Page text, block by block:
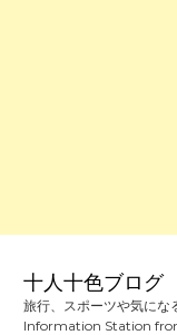
十人十色ブログ
旅行、スポーツや気にな
Information Station